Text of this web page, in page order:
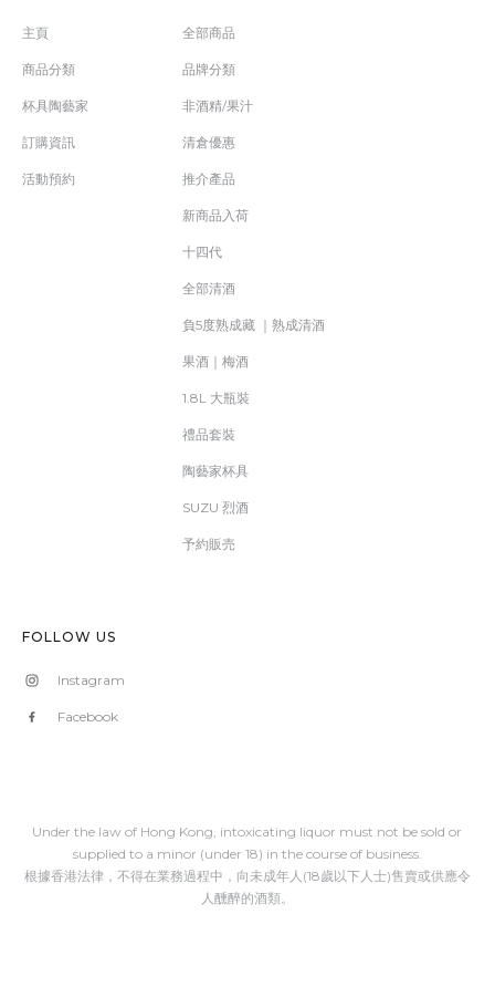
主頁
商品分類
杯具陶藝家
訂購資訊
活動預約
全部商品
品牌分類
非酒精/果汁
清倉優惠
推介產品
新商品入荷
十四代
全部清酒
負5度熟成藏 ｜熟成清酒
果酒｜梅酒
1.8L 大瓶裝
禮品套裝
陶藝家杯具
SUZU 烈酒
予約販売
FOLLOW US
Instagram
Facebook
Under the law of Hong Kong, intoxicating liquor must not be sold or
supplied to a minor (under 18) in the course of business.
根據香港法律，不得在業務過程中，向未成年人(18歲以下人士)售賣或供應令
人醺醉的酒類。